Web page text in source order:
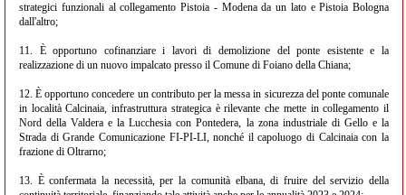
strategici funzionali al collegamento Pistoia - Modena da un lato e Pistoia Bologna
dall'altro;
11. È opportuno cofinanziare i lavori di demolizione del ponte esistente e la
realizzazione di un nuovo impalcato presso il Comune di Foiano della Chiana;
12. È opportuno concedere un contributo per la messa in sicurezza del ponte comunale
in località Calcinaia, infrastruttura strategica è rilevante che mette in collegamento il
Nord della Valdera e la Lucchesia con Pontedera, la zona industriale di Gello e la
Strada di Grande Comunicazione FI-PI-LI, nonché il capoluogo di Calcinaia con la
frazione di Oltrarno;
13. È confermata la necessità, per la comunità elbana, di fruire del servizio della